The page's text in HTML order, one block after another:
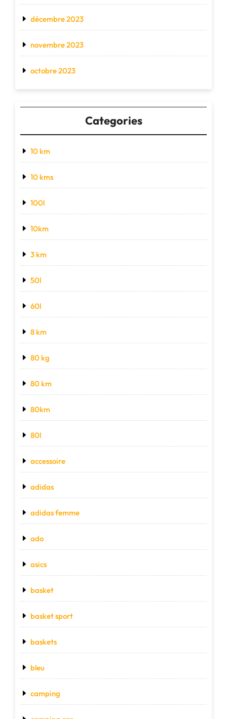
décembre 2023
novembre 2023
octobre 2023
Categories
10 km
10 kms
100l
10km
3 km
50l
60l
8 km
80 kg
80 km
80km
80l
accessoire
adidas
adidas femme
ado
asics
basket
basket sport
baskets
bleu
camping